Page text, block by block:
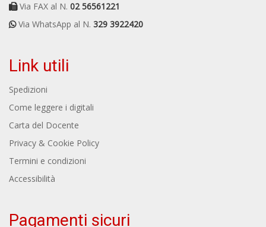
Via FAX al N. 02 56561221
Via WhatsApp al N. 329 3922420
Link utili
Spedizioni
Come leggere i digitali
Carta del Docente
Privacy & Cookie Policy
Termini e condizioni
Accessibilità
Pagamenti sicuri